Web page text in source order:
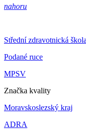
nahoru
Střední zdravotnická
Podané ruce
MPSV
Značka kvality
Moravskoslezský kraj
ADRA